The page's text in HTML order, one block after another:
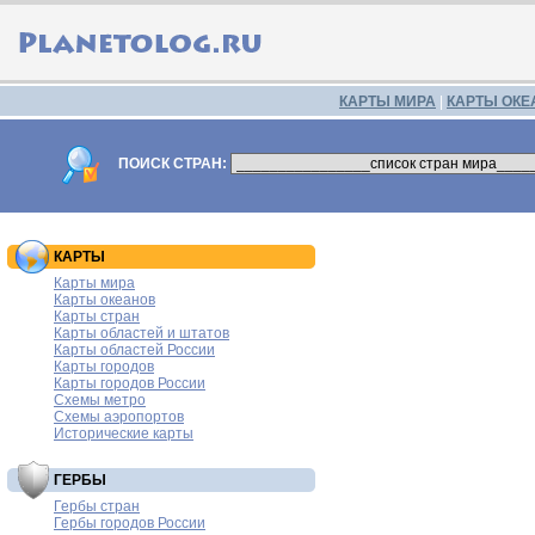
КАРТЫ МИРА КАРТЫ
ПОИСК СТРАН:
КАРТЫ
Карты мира
Карты океанов
Карты стран
Карты областей и штатов
Карты областей России
Карты городов
Карты городов России
Схемы метро
Схемы аэропортов
Исторические карты
ГЕРБЫ
Гербы стран
Гербы городов России